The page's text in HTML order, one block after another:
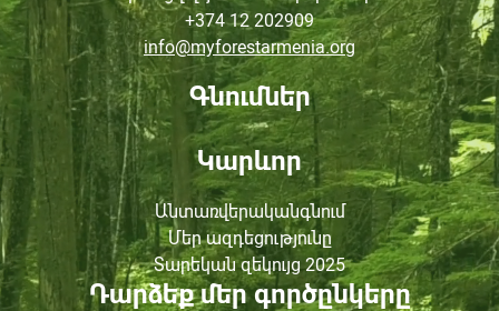
+374 12 202909
info@myforestarmenia.org
Գնումներ
Կարևոր
Անտառվերականգնում
Մեր ազդեցությունը
Տարեկան զեկույց 2025
Դարձեք մեր գործընկերը